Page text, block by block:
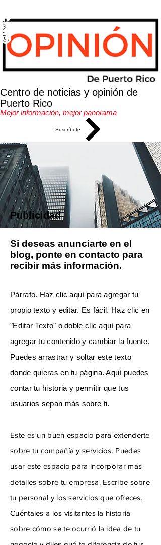
Centro de noticias y opinión de
Puerto Rico
Mejor información, mejor panorama
Suscríbete
Publicidad
Si deseas anunciarte en el
blog, ponte en contacto para
recibir más información.
Párrafo. Haz clic aquí para agregar tu
propio texto y editar. Es fácil. Haz clic en
"Editar Texto" o doble clic aquí para
agregar tu contenido y cambiar la fuente.
Puedes arrastrar y soltar este texto
donde quieras en tu página. Aquí puedes
contar tu historia y permitir que tus
usuarios sepan más sobre ti.​
Este es un buen espacio para extenderte
sobre tu compañía y servicios. Puedes
usar este espacio para incorporar más
detalles sobre tu empresa. Escribe sobre
tu personal y los servicios que ofreces.
Cuéntales a los visitantes la historia
sobre cómo se te ocurrió la idea de tu